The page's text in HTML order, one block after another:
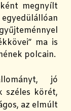
megnyílt
ma is
polcain.
jó
széles körét,
az elmúlt